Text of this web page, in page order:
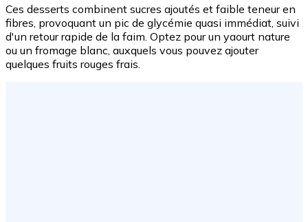
Ces desserts combinent sucres ajoutés et faible teneur en
fibres, provoquant un pic de glycémie quasi immédiat, suivi
d'un retour rapide de la faim. Optez pour un yaourt nature
ou un fromage blanc, auxquels vous pouvez ajouter
quelques fruits rouges frais.